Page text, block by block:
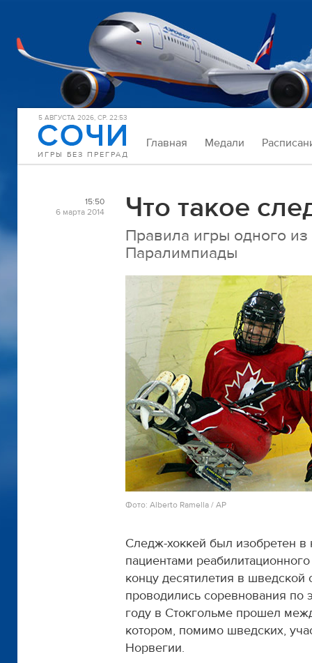
5 АВГУСТА 2026, СР. 22:53
ИГРЫ БЕЗ ПРЕГРАД
Главная Медали
15:50
6 марта 2014
Что такое
Правила игры одного
Паралимпиады
Фото: Alberto Ramella / AP
Следж-хоккей был изобретен в
пациентами
концу десятилетия в шведской
проводились соревнования по
году в Стокгольме прошел
котором, помимо шведских,
Норвегии.